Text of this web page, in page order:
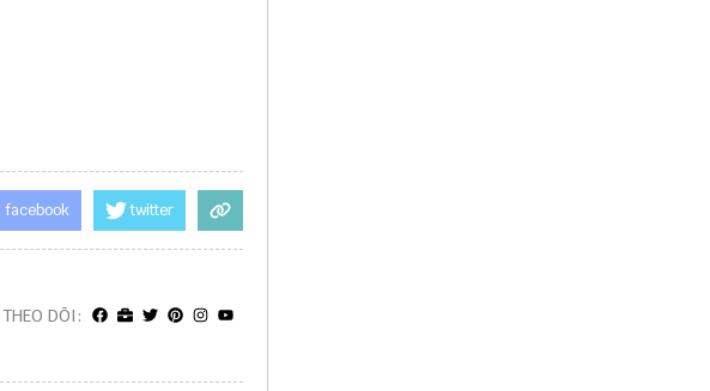
facebook twitter
THEO DÕI: